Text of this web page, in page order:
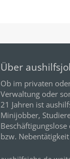
Über
Ob im privaten
Verwaltung oder
21 Jahren ist
Minijobber,
bzw.